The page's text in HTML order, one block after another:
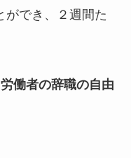
ができ、２週間た
労働者の辞職の自由